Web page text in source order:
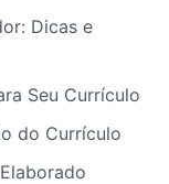
Dicas e
Seu Currículo
do Currículo